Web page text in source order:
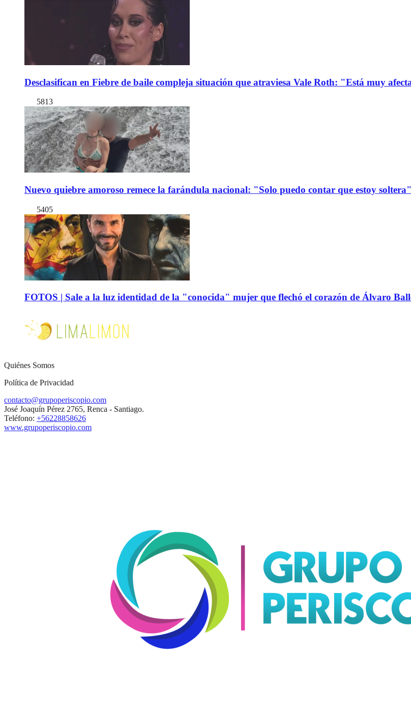
Desclasifican en Fiebre de baile compleja situación que atraviesa Vale Roth: "Está muy
5813
Nuevo quiebre amoroso remece la farándula nacional: "Solo puedo contar que estoy soltera"
5405
FOTOS | Sale a la luz identidad de la "conocida" mujer que flechó el corazón de Álvaro
Quiénes Somos
Política de Privacidad
contacto@grupoperiscopio.com
José Joaquín Pérez 2765, Renca - Santiago.
Teléfono: +56228858626
www.grupoperiscopio.com